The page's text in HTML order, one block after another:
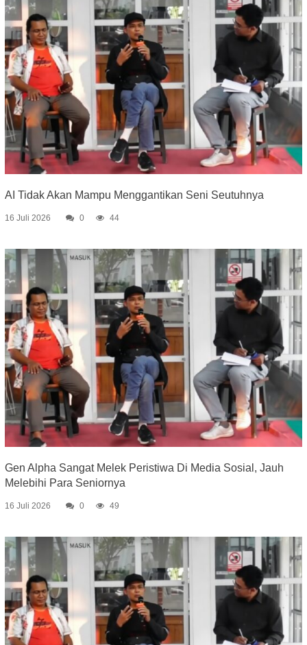
AI Tidak Akan Mampu Menggantikan Seni Seutuhnya
16 Juli 2026 0 44
Gen Alpha Sangat Melek Peristiwa Di Media Sosial, Jauh
Melebihi Para Seniornya
16 Juli 2026 0 49